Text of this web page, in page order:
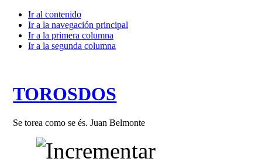
Ir al contenido
Ir a la navegación principal
Ir a la primera columna
Ir a la segunda columna
TOROSDOS
Se torea como se és. Juan Belmonte